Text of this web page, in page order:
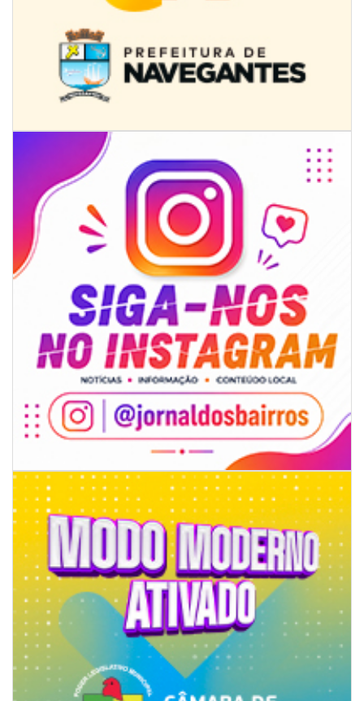
07/08/2026 | 07:00
07/08/2026 | 07:00
Jordan Hang leva estratégias de marketing e vendas ao InspiraBQ, em
Brusque
ITAPEMA